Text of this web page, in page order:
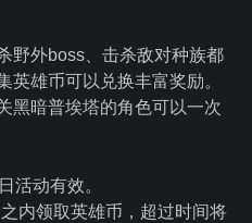
野外boss、击杀敌对种族都
英雄币可以兑换丰富奖励。
黑暗普埃塔的角色可以一次
活动有效。
内领取英雄币，超过时间将